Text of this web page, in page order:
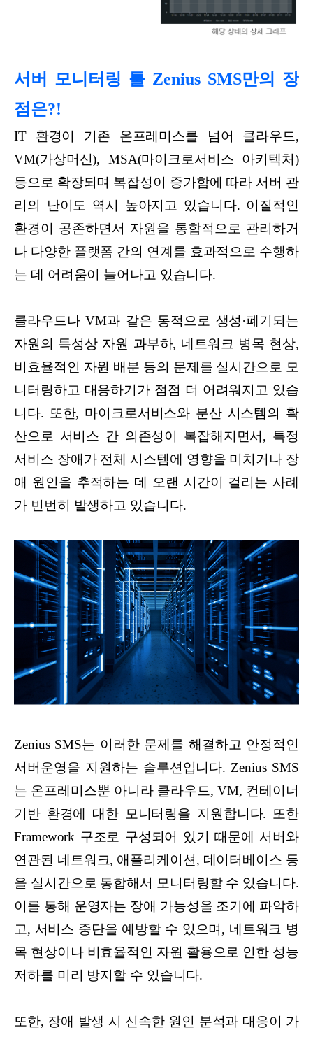
서버 모니터링 툴 Zenius SMS만의 장
점은?!
IT 환경이 기존 온프레미스를 넘어 클라우드,
VM(가상머신), MSA(마이크로서비스 아키텍처)
등으로 확장되며 복잡성이 증가함에 따라 서버 관
리의 난이도 역시 높아지고 있습니다. 이질적인
환경이 공존하면서 자원을 통합적으로 관리하거
나 다양한 플랫폼 간의 연계를 효과적으로 수행하
는 데 어려움이 늘어나고 있습니다.
클라우드나 VM과 같은 동적으로 생성·폐기되는
자원의 특성상 자원 과부하, 네트워크 병목 현상,
비효율적인 자원 배분 등의 문제를 실시간으로 모
니터링하고 대응하기가 점점 더 어려워지고 있습
니다. 또한, 마이크로서비스와 분산 시스템의 확
산으로 서비스 간 의존성이 복잡해지면서, 특정
서비스 장애가 전체 시스템에 영향을 미치거나 장
애 원인을 추적하는 데 오랜 시간이 걸리는 사례
가 빈번히 발생하고 있습니다.
Zenius SMS는 이러한 문제를 해결하고 안정적인
서버운영을 지원하는 솔루션입니다. Zenius SMS
는 온프레미스뿐 아니라 클라우드, VM, 컨테이너
기반 환경에 대한 모니터링을 지원합니다. 또한
Framework 구조로 구성되어 있기 때문에 서버와
연관된 네트워크, 애플리케이션, 데이터베이스 등
을 실시간으로 통합해서 모니터링할 수 있습니다.
이를 통해 운영자는 장애 가능성을 조기에 파악하
고, 서비스 중단을 예방할 수 있으며, 네트워크 병
목 현상이나 비효율적인 자원 활용으로 인한 성능
저하를 미리 방지할 수 있습니다.
또한, 장애 발생 시 신속한 원인 분석과 대응이 가